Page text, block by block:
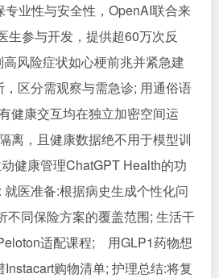
专业性与安全性，OpenAI联合来
生参与开发，提供超60万次反
风险症状如心梗前兆并紧急建
区分需观察与需急诊; 用通俗语
健康交互均在独立加密空间运
离，且健康数据绝不用于模型训
健康管理ChatGPT Health的功
医准备:根据病史生成个性化问
不同保险方案的覆盖范围; 生活干
适配课程; 用GLP1药物想
购物清单; 护理总结:将复